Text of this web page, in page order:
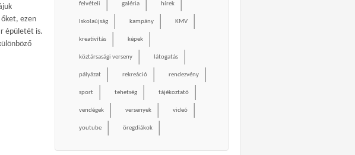
őket, ezen
épületét is.
felvételi galéria hírek
Iskolaújság kampány KMV
kreativítás képek
köztársasági verseny látogatás
pályázat rekreáció rendezvény
sport tehetség tájékoztató
vendégek versenyek videó
youtube öregdiákok